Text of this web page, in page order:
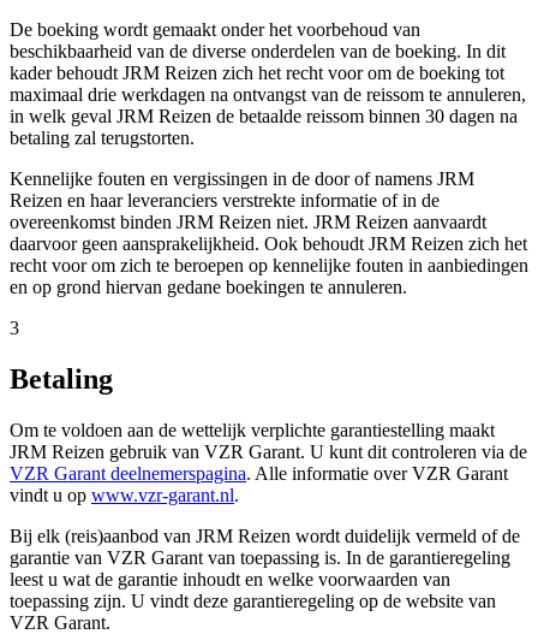
De boeking wordt gemaakt onder het voorbehoud van
beschikbaarheid van de diverse onderdelen van de boeking. In dit
kader behoudt JRM Reizen zich het recht voor om de boeking tot
maximaal drie werkdagen na ontvangst van de reissom te annuleren,
in welk geval JRM Reizen de betaalde reissom binnen 30 dagen na
betaling zal terugstorten.
Kennelijke fouten en vergissingen in de door of namens JRM
Reizen en haar leveranciers verstrekte informatie of in de
overeenkomst binden JRM Reizen niet. JRM Reizen aanvaardt
daarvoor geen aansprakelijkheid. Ook behoudt JRM Reizen zich het
recht voor om zich te beroepen op kennelijke fouten in aanbiedingen
en op grond hiervan gedane boekingen te annuleren.
3
Betaling
Om te voldoen aan de wettelijk verplichte garantiestelling maakt
JRM Reizen gebruik van VZR Garant. U kunt dit controleren via de
VZR Garant deelnemerspagina. Alle informatie over VZR Garant
vindt u op www.vzr-garant.nl.
Bij elk (reis)aanbod van JRM Reizen wordt duidelijk vermeld of de
garantie van VZR Garant van toepassing is. In de garantieregeling
leest u wat de garantie inhoudt en welke voorwaarden van
toepassing zijn. U vindt deze garantieregeling op de website van
VZR Garant.